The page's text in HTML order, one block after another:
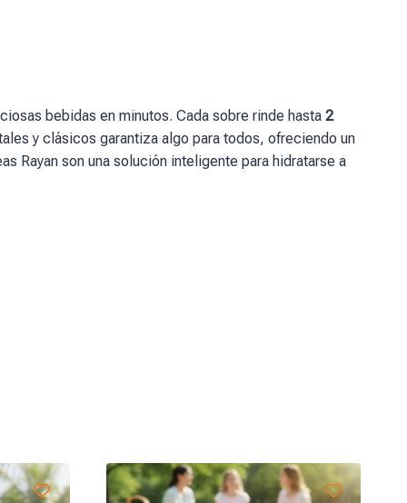
bebidas en minutos. Cada sobre rinde hasta 2
y clásicos garantiza algo para todos, ofreciendo un
Rayan son una solución inteligente para hidratarse a